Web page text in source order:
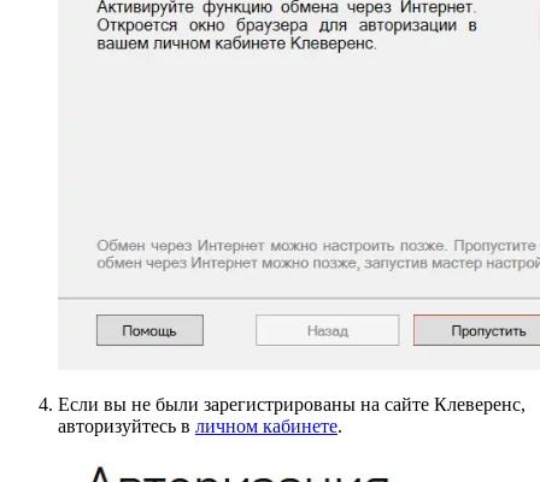
Если вы не были зарегистрированы на сайте Клеверенс,
авторизуйтесь в личном кабинете.